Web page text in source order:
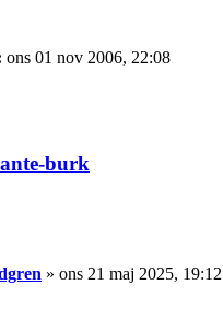
ons 01 nov 2006, 22:08
burk
» ons 21 maj 2025, 19:12